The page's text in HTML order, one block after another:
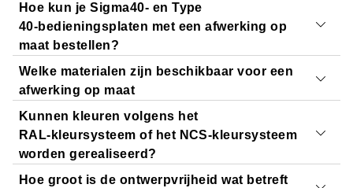
Hoe kun je Sigma40‑ en Type
40‑bedieningsplaten met een afwerking op
maat bestellen?
De bedieningsplaten en urinoirplaten met een afwerking
badkamerspeciaalzaak.
Vind een verkooppunt
Welke materialen zijn beschikbaar voor een
afwerking op maat
De Geberit Sigma40 bedieningsplaat is standaard
verkrijgbaar in glas of metaal. Wil je een afwerking op
Kunnen kleuren volgens het
RAL‑kleursysteem of het NCS‑kleursysteem
worden gerealiseerd?
Hoe groot is de ontwerpvrijheid wat betreft